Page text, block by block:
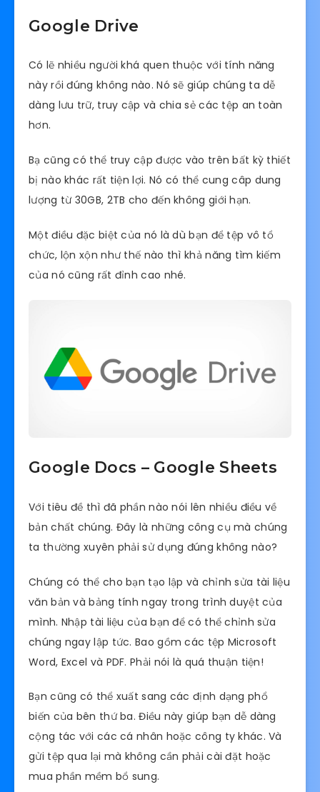
Google Drive
Có lẽ nhiều người khá quen thuộc với tính năng
này rồi đúng không nào. Nó sẽ giúp chúng ta dễ
dàng lưu trữ, truy cập và chia sẻ các tệp an toàn
hơn.
Bạ cũng có thể truy cập được vào trên bất kỳ thiết
bị nào khác rất tiện lợi. Nó có thể cung câp dung
lượng từ 30GB, 2TB cho đến không giới hạn.
Một điều đặc biệt của nó là dù bạn để tệp vô tổ
chức, lộn xộn như thế nào thì khả năng tìm kiếm
của nó cũng rất đỉnh cao nhé.
Google Docs – Google Sheets
Với tiêu đề thì đã phần nào nói lên nhiều điều về
bản chất chúng. Đây là những công cụ mà chúng
ta thường xuyên phải sử dụng đúng không nào?
Chúng có thể cho bạn tạo lập và chỉnh sửa tài liệu
văn bản và bảng tính ngay trong trình duyệt của
mình. Nhập tài liệu của bạn để có thể chỉnh sửa
chúng ngay lập tức. Bao gồm các tệp Microsoft
Word, Excel và PDF. Phải nói là quá thuận tiện!
Bạn cũng có thể xuất sang các định dạng phổ
biến của bên thứ ba. Điều này giúp bạn dễ dàng
cộng tác với các cá nhân hoặc công ty khác. Và
gửi tệp qua lại mà không cần phải cài đặt hoặc
mua phần mềm bổ sung.